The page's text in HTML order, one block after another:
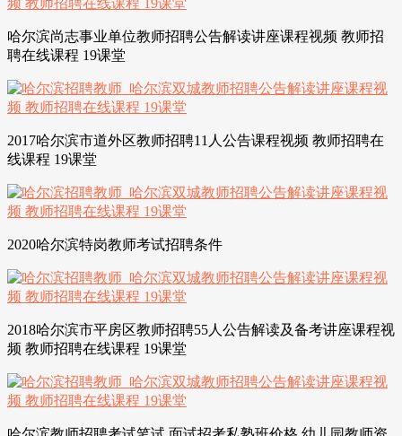
哈尔滨尚志事业单位教师招聘公告解读讲座课程视频 教师招
聘在线课程 19课堂
2017哈尔滨市道外区教师招聘11人公告课程视频 教师招聘在
线课程 19课堂
2020哈尔滨特岗教师考试招聘条件
2018哈尔滨市平房区教师招聘55人公告解读及备考讲座课程视
频 教师招聘在线课程 19课堂